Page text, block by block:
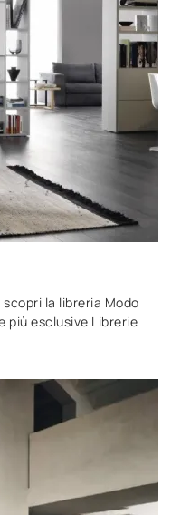
la libreria Modo
più esclusive Librerie